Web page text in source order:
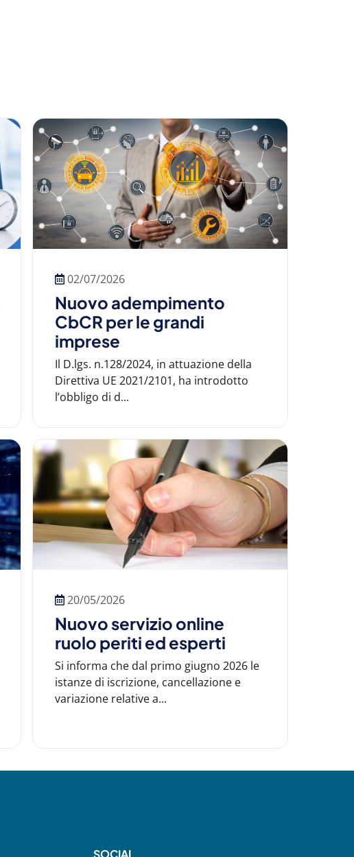
02/07/2026
Nuovo adempimento
CbCR per le grandi
imprese
Il D.lgs. n.128/2024, in attuazione della
Direttiva UE 2021/2101, ha introdotto
l’obbligo di d...
20/05/2026
Nuovo servizio online
ruolo periti ed esperti
Si informa che dal primo giugno 2026 le
istanze di iscrizione, cancellazione e
variazione relative a...
SOCIAL